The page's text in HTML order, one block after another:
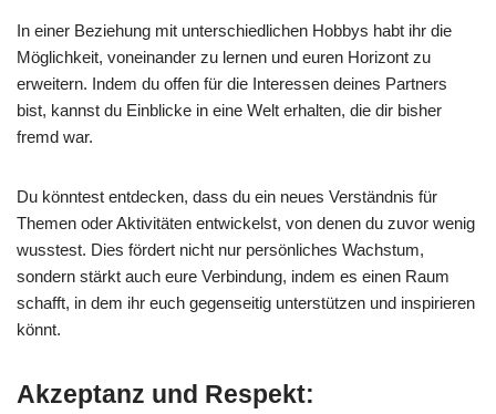
In einer Beziehung mit unterschiedlichen Hobbys habt ihr die
Möglichkeit, voneinander zu lernen und euren Horizont zu
erweitern. Indem du offen für die Interessen deines Partners
bist, kannst du Einblicke in eine Welt erhalten, die dir bisher
fremd war.
Du könntest entdecken, dass du ein neues Verständnis für
Themen oder Aktivitäten entwickelst, von denen du zuvor wenig
wusstest. Dies fördert nicht nur persönliches Wachstum,
sondern stärkt auch eure Verbindung, indem es einen Raum
schafft, in dem ihr euch gegenseitig unterstützen und inspirieren
könnt.
Akzeptanz und Respekt: